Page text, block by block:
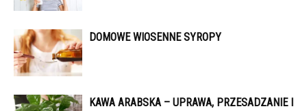
DOMOWE WIOSENNE SYROPY
KAWA ARABSKA – UPRAWA, PRZESADZANIE I